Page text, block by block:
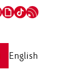
English